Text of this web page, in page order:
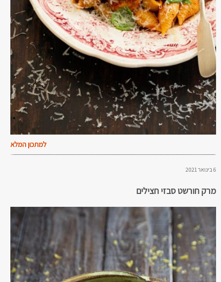
למתכון המלא
6 בינואר 2021
מרק חורשט סבזי חצילים